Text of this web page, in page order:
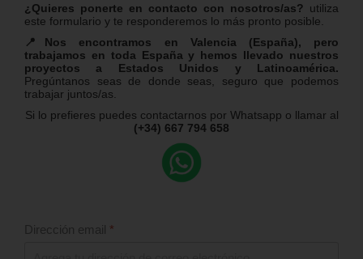
¿Quieres ponerte en contacto con nosotros/as? utiliza
este formulario y te responderemos lo más pronto posible.
📍Nos encontramos en Valencia (España), pero
trabajamos en toda España y hemos llevado nuestros
proyectos a Estados Unidos y Latinoamérica.
Pregúntanos seas de donde seas, seguro que podemos
trabajar juntos/as.
Si lo prefieres puedes contactarnos por Whatsapp o llamar al
(+34) 667 794 658
Dirección email *